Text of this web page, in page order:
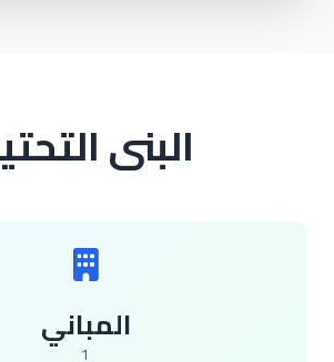
البنى
المباني